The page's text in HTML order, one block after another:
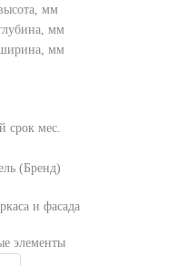
мм
мм
мм
срок мес.
(Бренд)
и фасада
элементы